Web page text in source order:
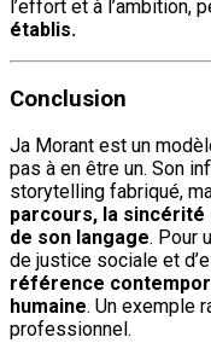
l’effort et à l’ambition,
établis.
Conclusion
Ja Morant est un
pas à en être un. Son
storytelling fabriqué,
parcours, la
de son langage. Pour
de justice sociale et
référence
humaine. Un exemple
professionnel.